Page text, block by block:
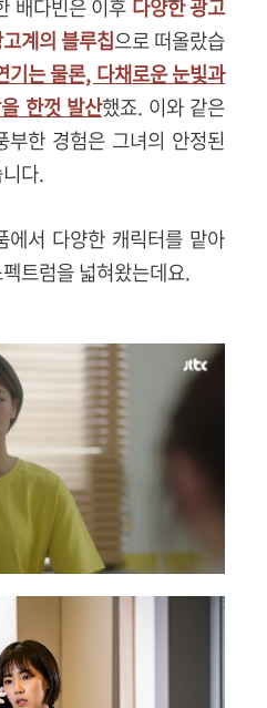
배다빈은 이후 다양한 광고
계의 블루칩으로 떠올랐습
기는 물론, 다채로운 눈빛과
한껏 발산했죠. 이와 같은
한 경험은 그녀의 안정된
다.
에서 다양한 캐릭터를 맡아
트럼을 넓혀왔는데요.